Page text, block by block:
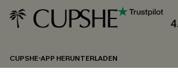
CUPSHE-APP HERUNTERLADEN
Sie akzeptieren außerdem unsereAllgemeinen
und
Datenschutzbestimmungen . Sie können